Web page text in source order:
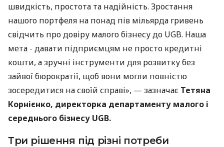
швидкість, простота та надійність. Зростання
нашого портфеля на понад пів мільярда гривень
свідчить про довіру малого бізнесу до UGB. Наша
мета - давати підприємцям не просто кредитні
кошти, а зручні інструменти для розвитку без
зайвої бюрократії, щоб вони могли повністю
зосередитися на своїй справі», — зазначає Тетяна
Корнієнко, директорка департаменту малого і
середнього бізнесу UGB.
Три рішення під різні потреби